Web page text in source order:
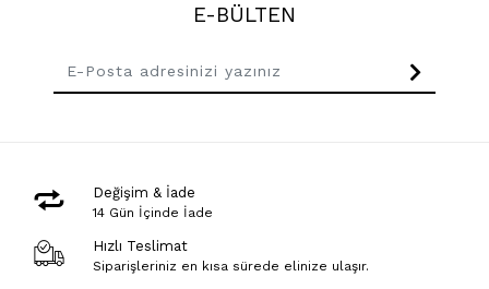
E-BÜLTEN
Değişim & İade
14 Gün İçinde İade
Hızlı Teslimat
Siparişleriniz en kısa sürede elinize ulaşır.